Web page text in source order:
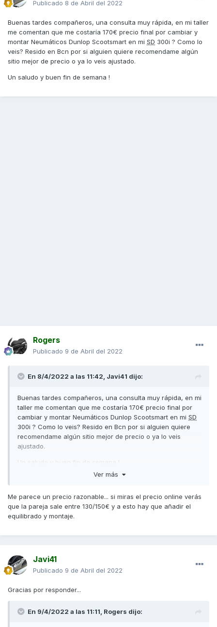
Publicado 8 de Abril del 2022
Buenas tardes compañeros, una consulta muy rápida, en mi taller
me comentan que me costaría 170€ precio final por cambiar y
montar Neumáticos Dunlop Scootsmart en mi SD 300i ? Como lo
veis? Resido en Bcn por si alguien quiere recomendame algún
sitio mejor de precio o ya lo veis ajustado.
Un saludo y buen fin de semana !
Rogers
Publicado 9 de Abril del 2022
En 8/4/2022 a las 11:42, Javi41 dijo:
Buenas tardes compañeros, una consulta muy rápida, en mi
taller me comentan que me costaría 170€ precio final por
cambiar y montar Neumáticos Dunlop Scootsmart en mi SD
300i ? Como lo veis? Resido en Bcn por si alguien quiere
recomendame algún sitio mejor de precio o ya lo veis
ajustado.
Un saludo y buen fin de semana !
Ver más
Me parece un precio razonable... si miras el precio online verás
que la pareja sale entre 130/150€ y a esto hay que añadir el
equilibrado y montaje.
Javi41
Publicado 9 de Abril del 2022
Gracias por responder...
En 9/4/2022 a las 11:11, Rogers dijo: